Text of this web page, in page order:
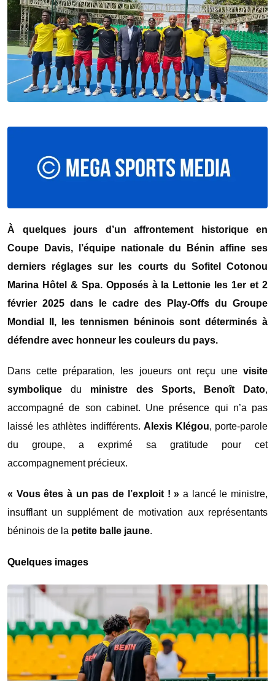
À quelques jours d’un affrontement historique en
Coupe Davis, l’équipe nationale du Bénin affine ses
derniers réglages sur les courts du Sofitel Cotonou
Marina Hôtel & Spa. Opposés à la Lettonie les 1er et 2
février 2025 dans le cadre des Play-Offs du Groupe
Mondial II, les tennismen béninois sont déterminés à
défendre avec honneur les couleurs du pays.
Dans cette préparation, les joueurs ont reçu une visite
symbolique du ministre des Sports, Benoît Dato,
accompagné de son cabinet. Une présence qui n’a pas
laissé les athlètes indifférents. Alexis Klégou, porte-parole
du groupe, a exprimé sa gratitude pour cet
accompagnement précieux.
« Vous êtes à un pas de l’exploit ! » a lancé le ministre,
insufflant un supplément de motivation aux représentants
béninois de la petite balle jaune.
Quelques images